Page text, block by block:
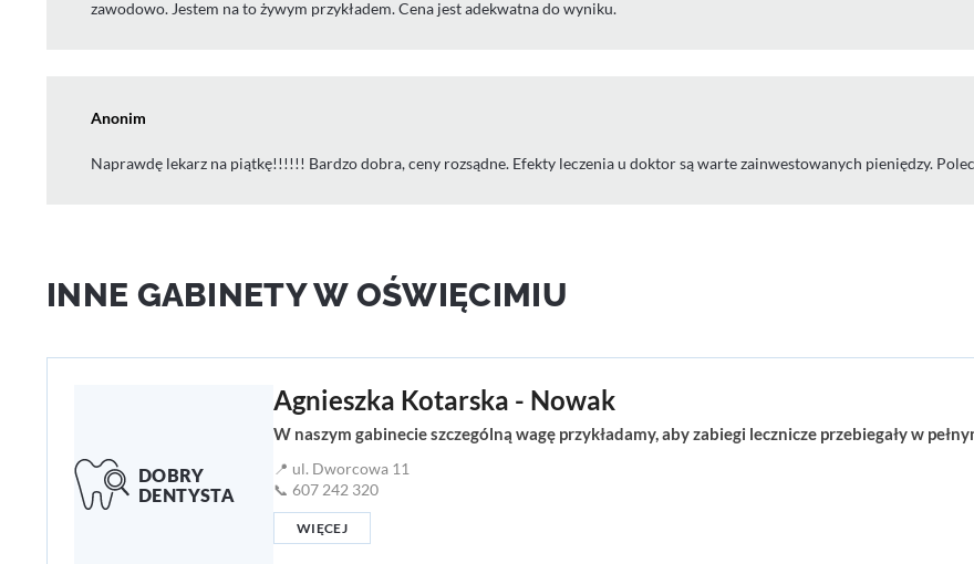
zawodowo. Jestem na to żywym przykładem. Cena jest adekwatna do wyniku.
Anonim
Naprawdę lekarz na piątkę!!!!!! Bardzo dobra, ceny rozsądne. Efekty leczenia u doktor są warte zainwestowanych pieniędzy.
INNE GABINETY W OŚWIĘCIMIU
Agnieszka Kotarska - Nowak
W naszym gabinecie szczególną wagę przykładamy, aby zabiegi lecznicze przebiegały w
📍 ul. Dworcowa 11
📞 607 242 320
WIĘCEJ